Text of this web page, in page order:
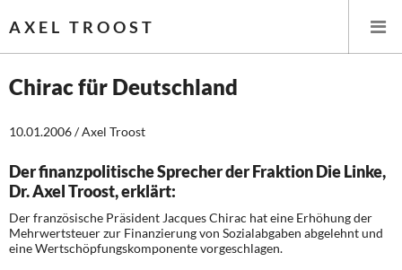
AXEL TROOST
Themen
Memo-Gruppe
Institut Solidarische Moderne
Chirac für Deutschland
10.01.2006 / Axel Troost
Der finanzpolitische Sprecher der Fraktion Die Linke,
Dr. Axel Troost, erklärt:
Der französische Präsident Jacques Chirac hat eine Erhöhung der
Mehrwertsteuer zur Finanzierung von Sozialabgaben abgelehnt und
eine Wertschöpfungskomponente vorgeschlagen.